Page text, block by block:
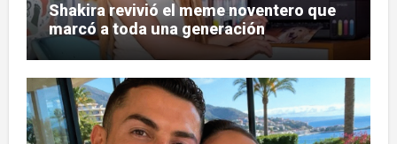
Shakira revivió el meme noventero que
marcó a toda una generación